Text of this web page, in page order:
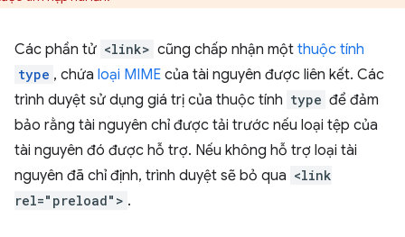
Các phần tử <link> cũng chấp nhận một thuộc tính
type , chứa loại MIME của tài nguyên được liên kết. Các
trình duyệt sử dụng giá trị của thuộc tính type để đảm
bảo rằng tài nguyên chỉ được tải trước nếu loại tệp của
tài nguyên đó được hỗ trợ. Nếu không hỗ trợ loại tài
nguyên đã chỉ định, trình duyệt sẽ bỏ qua <link
rel="preload"> .